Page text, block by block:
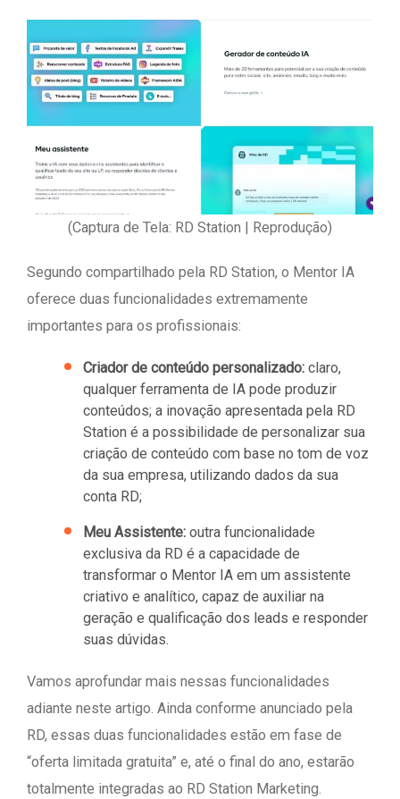
(Captura de Tela: RD Station | Reprodução)
Segundo compartilhado pela RD Station, o Mentor IA
oferece duas funcionalidades extremamente
importantes para os profissionais:
Criador de conteúdo personalizado: claro,
qualquer ferramenta de IA pode produzir
conteúdos; a inovação apresentada pela RD
Station é a possibilidade de personalizar sua
criação de conteúdo com base no tom de voz
da sua empresa, utilizando dados da sua
conta RD;
Meu Assistente: outra funcionalidade
exclusiva da RD é a capacidade de
transformar o Mentor IA em um assistente
criativo e analítico, capaz de auxiliar na
geração e qualificação dos leads e responder
suas dúvidas.
Vamos aprofundar mais nessas funcionalidades
adiante neste artigo. Ainda conforme anunciado pela
RD, essas duas funcionalidades estão em fase de
“oferta limitada gratuita” e, até o final do ano, estarão
totalmente integradas ao RD Station Marketing.